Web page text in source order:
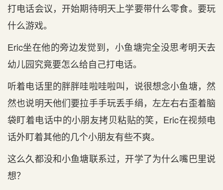
打电话会议，开始期待明天上学要带什么零食。要玩
什么游戏。
Eric坐在他的旁边发觉到，小鱼塘完全没思考明天去
幼儿园究竟要怎么给自己打电话。
听着电话里的胖胖哇啦哇啦叫，说很想念小鱼塘，然
然也说明天他们要拉手手玩丢手绢，左左右右歪着脑
袋盯着电话中的小朋友拷贝粘贴的笑，Eric在视频电
话外盯着其他的几个小朋友有些不爽。
这么久都没和小鱼塘联系过，开学了为什么嘴巴里说
想？